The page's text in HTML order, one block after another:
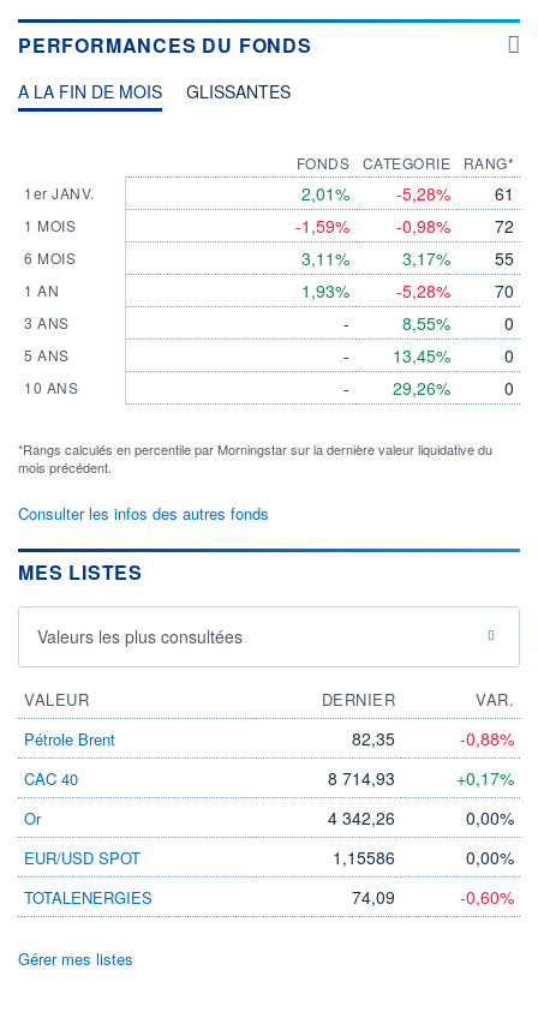
PERFORMANCES DU FONDS
A LA FIN DE MOIS GLISSANTES
1er JANV.
1 MOIS
6 MOIS
1 AN
3 ANS
5 ANS
10 ANS
FONDS
2,01%
-1,59%
3,11%
1,93%
-
-
-
CATEGORIE
-5,28%
-0,98%
3,17%
-5,28%
8,55%
13,45%
29,26%
RANG*
61
72
55
70
0
0
0
*Rangs calculés en percentile par Morningstar sur la dernière valeur liquidative du
mois précédent.
Consulter les infos des autres fonds
MES LISTES
Valeurs les plus consultées
VALEUR DERNIER
VAR.
Pétrole Brent
82,35 -0,88%
CAC 40 8 714,93 +0,17%
Or 4 342,26 0,00%
EUR/USD SPOT 1,15586 0,00%
TOTALENERGIES 74,09 -0,60%
Gérer mes listes